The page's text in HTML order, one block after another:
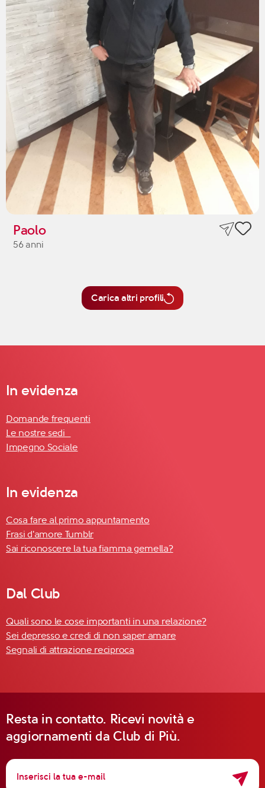
Paolo
56 anni
Carica altri profili
In evidenza
Domande frequenti
Le nostre sedi
Impegno Sociale
In evidenza
Cosa fare al primo appuntamento
Frasi d'amore Tumblr
Sai riconoscere la tua fiamma gemella?
Dal Club
Quali sono le cose importanti in una relazione?
Sei depresso e credi di non saper amare
Segnali di attrazione reciproca
Resta in contatto. Ricevi novità e
aggiornamenti da Club di Più.